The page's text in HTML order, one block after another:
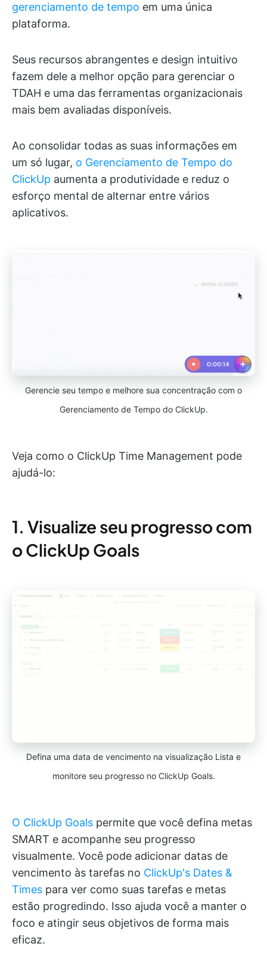
gerenciamento de tempo em uma única
plataforma.
Seus recursos abrangentes e design intuitivo
fazem dele a melhor opção para gerenciar o
TDAH e uma das ferramentas organizacionais
mais bem avaliadas disponíveis.
Ao consolidar todas as suas informações em
um só lugar, o Gerenciamento de Tempo do
ClickUp aumenta a produtividade e reduz o
esforço mental de alternar entre vários
aplicativos.
Gerencie seu tempo e melhore sua concentração com o
Gerenciamento de Tempo do ClickUp.
Veja como o ClickUp Time Management pode
ajudá-lo:
1. Visualize seu progresso com
o ClickUp Goals
Defina uma data de vencimento na visualização Lista e
monitore seu progresso no ClickUp Goals.
O ClickUp Goals permite que você defina metas
SMART e acompanhe seu progresso
visualmente. Você pode adicionar datas de
vencimento às tarefas no ClickUp's Dates &
Times para ver como suas tarefas e metas
estão progredindo. Isso ajuda você a manter o
foco e atingir seus objetivos de forma mais
eficaz.